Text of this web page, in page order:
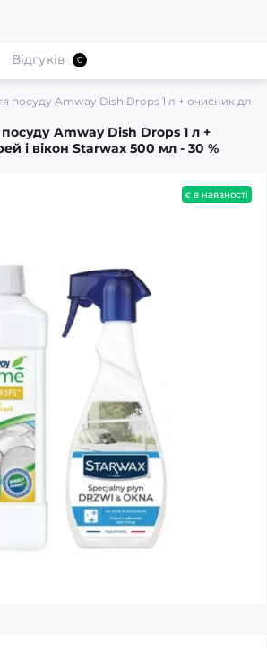
посуду Amway Dish Drops 1 л + очисник для
Amway Dish Drops 1 л +
і вікон Starwax 500 мл - 30 %
Відгуків 0
є в наявності